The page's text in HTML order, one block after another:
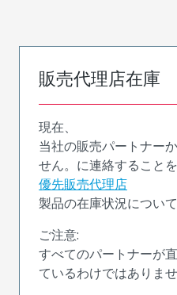
販売代理店在庫
現在、
当社の販売パートナー
せん。に連絡すること
優先販売代理店
製品の在庫状況につい
ご注意:
すべてのパートナーが
ているわけではありませ